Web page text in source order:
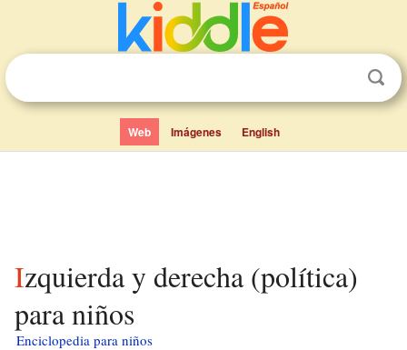
Web Imágenes English
Izquierda y derecha (política)
para niños
Enciclopedia para niños